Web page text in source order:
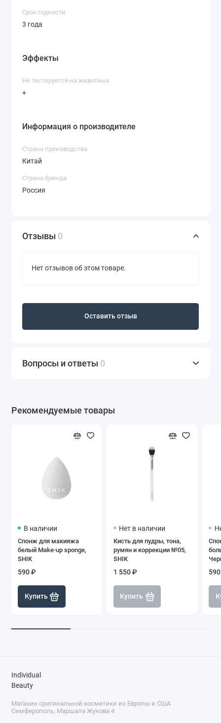
Срок годности
3 года
Эффекты
Не тестируется на животных
+
Информация о производителе
Страна производства
Китай
Страна бренда
Россия
Отзывы 0
Нет отзывов об этом товаре.
Оставить отзыв
Вопросы и ответы 0
Рекомендуемые товары
В наличии
Спонж для макияжа
белый Make-up sponge,
SHIK
590 ₽
Купить
Нет в наличии
Кисть для пудры, тона,
румян и коррекции №05,
SHIK
1 550 ₽
Купить
Individual
Beauty
Магазин оригинальной косметики из Европы и США
Симферополь, Маршала Жукова 4